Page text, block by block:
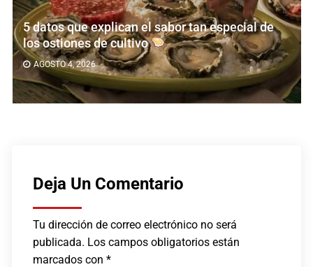
5 datos que explican el sabor tan especial de
los ostiones de cultivo
AGOSTO 4, 2026
Deja Un Comentario
Tu dirección de correo electrónico no será
publicada. Los campos obligatorios están
marcados con*